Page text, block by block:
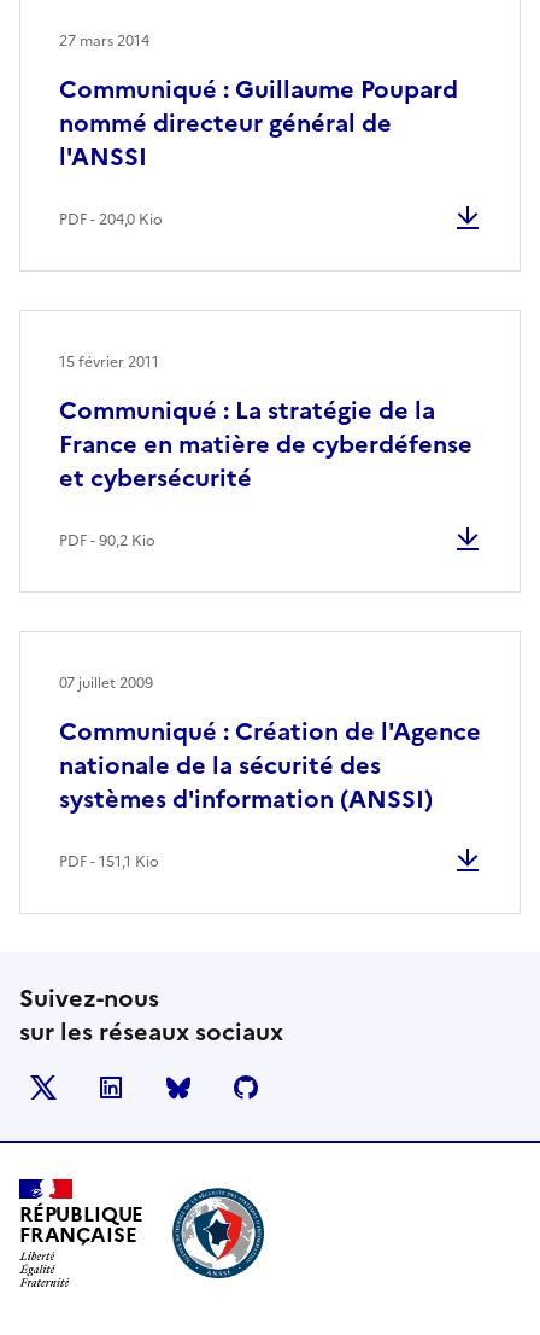
Communiqué : Guillaume Poupard
nommé directeur général de
l'ANSSI
27 mars 2014
PDF - 204,0 Kio
Communiqué : La stratégie de la
France en matière de cyberdéfense
et cybersécurité
15 février 2011
PDF - 90,2 Kio
Communiqué : Création de l'Agence
nationale de la sécurité des
systèmes d'information (ANSSI)
07 juillet 2009
PDF - 151,1 Kio
Suivez-nous
sur les réseaux sociaux
LinkedIn BlueSky
RÉPUBLIQUE
FRANÇAISE